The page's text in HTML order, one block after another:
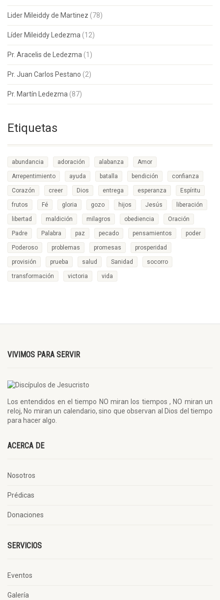
Lider Mileiddy de Martinez (78)
Líder Mileiddy Ledezma (12)
Pr. Aracelis de Ledezma (1)
Pr. Juan Carlos Pestano (2)
Pr. Martín Ledezma (87)
Etiquetas
abundancia adoración alabanza Amor
Arrepentimiento ayuda batalla bendición confianza
Corazón creer Dios entrega esperanza Espíritu
frutos Fé gloria gozo hijos Jesús liberación
libertad maldición milagros obediencia Oración
Padre Palabra paz pecado pensamientos poder
Poderoso problemas promesas prosperidad
provisión prueba salud Sanidad socorro
transformación victoria vida
VIVIMOS PARA SERVIR
Los entendidos en el tiempo NO miran los tiempos , NO miran un
reloj, No miran un calendario, sino que observan al Dios del tiempo
para hacer algo.
ACERCA DE
Nosotros
Prédicas
Donaciones
SERVICIOS
Eventos
Galería